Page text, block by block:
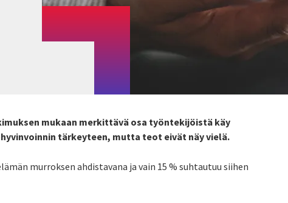
mukaan merkittävä osa työntekijöistä käy
tärkeyteen, mutta teot eivät näy vielä.
murroksen ahdistavana ja vain 15 % suhtautuu siihen